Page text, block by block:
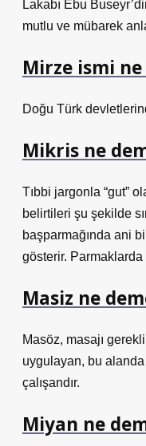
Lakabı Ebu
mutlu ve mübarek
Mirze ismi
Doğu Türk
Mikris ne
Tıbbi jargonla “gut”
belirtileri şu şekilde
başparmağında ani
gösterir. Parmaklarda
Masiz ne
Masöz, masajı
uygulayan, bu alanda
çalışandır.
Miyan ne